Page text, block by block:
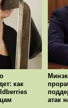
как
атак